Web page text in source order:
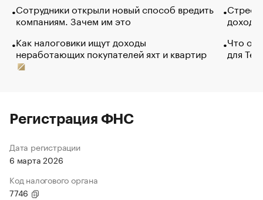
Сотрудники открыли новый способ вредить
компаниям. Зачем им это
Как налоговики ищут доходы
неработающих покупателей яхт и квартир
Что
для
Регистрация ФНС
Дата регистрации
6 марта 2026
Код налогового органа
7746